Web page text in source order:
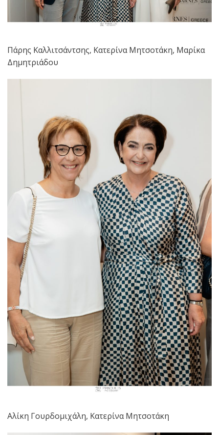
Πάρης Καλλιτσάντσης, Κατερίνα Μητσοτάκη, Μαρίκα
Δημητριάδου
Αλίκη Γουρδομιχάλη, Κατερίνα Μητσοτάκη